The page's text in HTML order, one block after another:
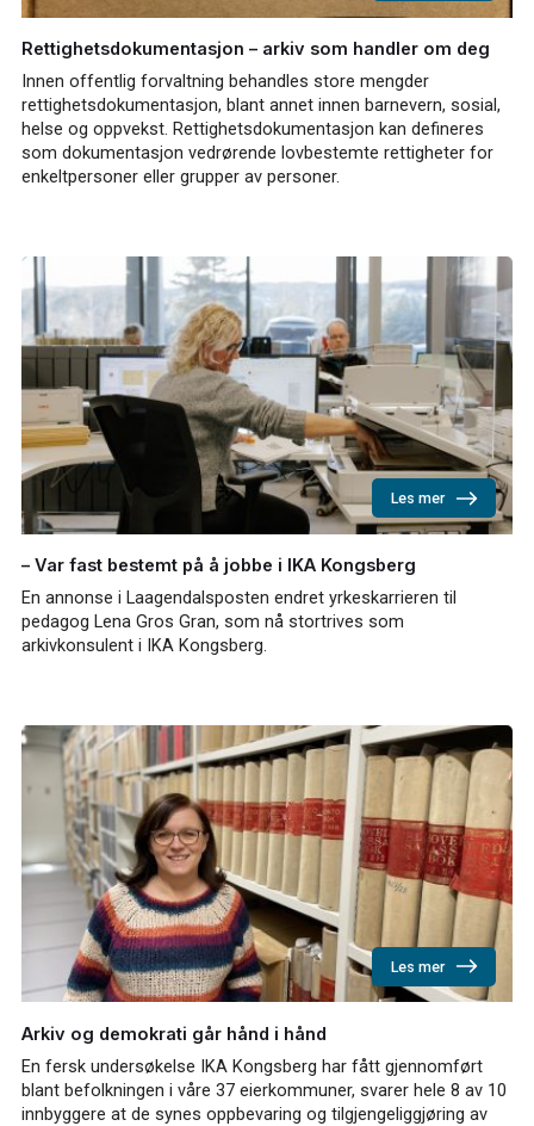
Rettighetsdokumentasjon – arkiv som handler om deg
Innen offentlig forvaltning behandles store mengder
rettighetsdokumentasjon, blant annet innen barnevern, sosial,
helse og oppvekst. Rettighetsdokumentasjon kan defineres
som dokumentasjon vedrørende lovbestemte rettigheter for
enkeltpersoner eller grupper av personer.
Les mer
– Var fast bestemt på å jobbe i IKA Kongsberg
En annonse i Laagendalsposten endret yrkeskarrieren til
pedagog Lena Gros Gran, som nå stortrives som
arkivkonsulent i IKA Kongsberg.
Les mer
Arkiv og demokrati går hånd i hånd
En fersk undersøkelse IKA Kongsberg har fått gjennomført
blant befolkningen i våre 37 eierkommuner, svarer hele 8 av 10
innbyggere at de synes oppbevaring og tilgjengeliggjøring av